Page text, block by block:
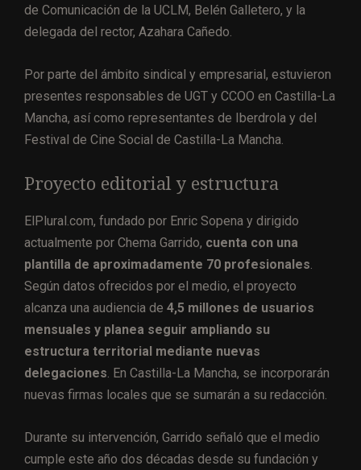
de Comunicación de la UCLM, Belén Galletero, y la
delegada del rector, Azahara Cañedo.
Por parte del ámbito sindical y empresarial, estuvieron
presentes responsables de UGT y CCOO en Castilla-La
Mancha, así como representantes de Iberdrola y del
Festival de Cine Social de Castilla-La Mancha.
Proyecto editorial y estructura
ElPlural.com, fundado por Enric Sopena y dirigido
actualmente por Chema Garrido, cuenta con una
plantilla de aproximadamente 70 profesionales.
Según datos ofrecidos por el medio, el proyecto
alcanza una audiencia de 4,5 millones de usuarios
mensuales y planea seguir ampliando su
estructura territorial mediante nuevas
delegaciones. En Castilla-La Mancha, se incorporarán
nuevas firmas locales que se sumarán a su redacción.
Durante su intervención, Garrido señaló que el medio
cumple este año dos décadas desde su fundación y